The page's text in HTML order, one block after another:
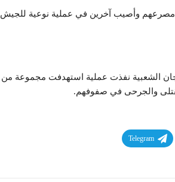
وأصيب آخرين في عملية نوعية للجيش
الشعبية نفذت عملية استهدفت مجموعة من
والجرحى في صفوفهم.
Telegram